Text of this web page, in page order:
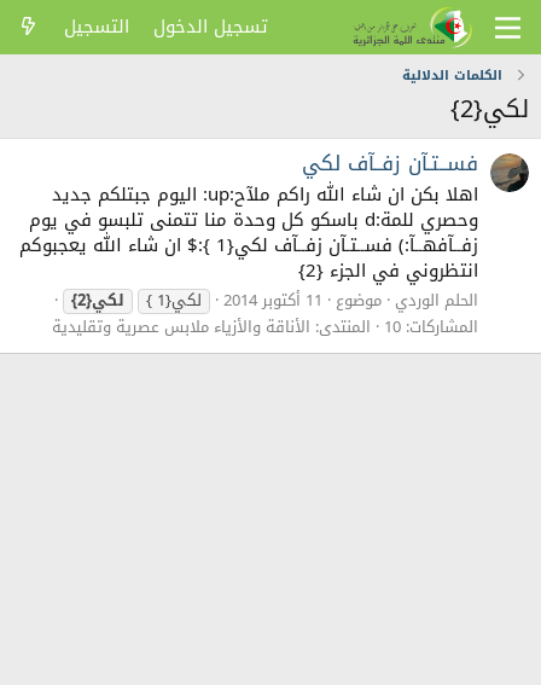
تسجيل الدخول التسجيل
الكلمات الدلالية
لكي{2}
فســتـآن زفــآف لكي
اهلا بكن ان شاء الله راكم ملآح:up: اليوم جبتلكم جديد
وحصري للمة:d باسكو كل وحدة منا تتمنى تلبسو في يوم
زفــآفهــآ:) فســتـآن زفــآف لكي{1 }:$ ان شاء الله يعجبوكم
انتظروني في الجزء {2}
الحلم الوردي موضوع 11 أكتوبر 2014 لكي{1 }
لكي{2}
المشاركات: 10
المنتدى: الأناقة والأزياء ملابس عصرية وتقليدية